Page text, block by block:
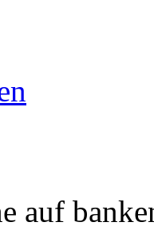
auf